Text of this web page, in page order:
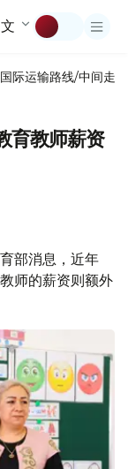
际运输路线/中间走廊
育教师薪资
部消息，近年
师的薪资则额外